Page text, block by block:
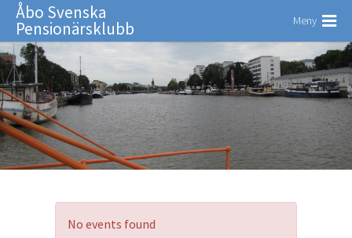
Åbo Svenska
Pensionärsklubb Meny
No events found